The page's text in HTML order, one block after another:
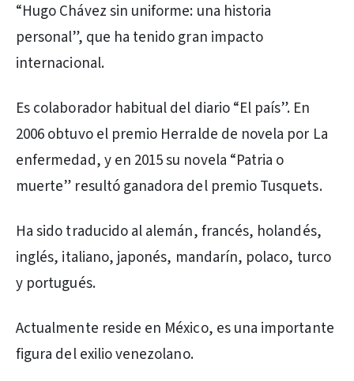
“Hugo Chávez sin uniforme: una historia
personal”, que ha tenido gran impacto
internacional.
Es colaborador habitual del diario “El país”. En
2006 obtuvo el premio Herralde de novela por La
enfermedad, y en 2015 su novela “Patria o
muerte” resultó ganadora del premio Tusquets.
Ha sido traducido al alemán, francés, holandés,
inglés, italiano, japonés, mandarín, polaco, turco
y portugués.
Actualmente reside en México, es una importante
figura del exilio venezolano.